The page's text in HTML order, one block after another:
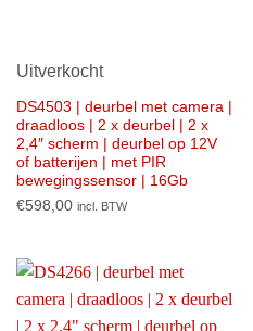
Uitverkocht
DS4503 | deurbel met camera |
draadloos | 2 x deurbel | 2 x
2,4″ scherm | deurbel op 12V
of batterijen | met PIR
bewegingssensor | 16Gb
€598,00 incl. BTW